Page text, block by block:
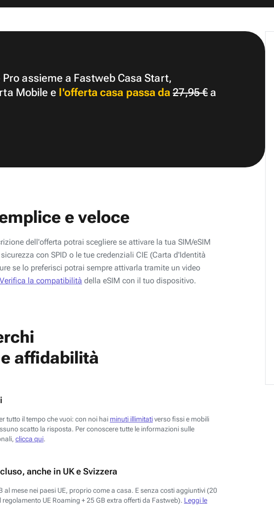
assieme a Fastweb Casa Start,
Mobile e l'offerta casa passa da 27,95 €a
e veloce
dell'offerta potrai scegliere se attivare la tua SIM/eSIM
con SPID o le tue credenziali CIE (Carta d'Identità
se lo preferisci potrai sempre attivarla tramite un video
Verifica la compatibilità della eSIM con il tuo dispositivo.
affidabilità
tutto il tempo che vuoi: con noi hai minuti illimitativerso fissi e mobili
scatto la risposta. Per conoscere tutte le informazioni sulle
clicca qui.
anche in UK e Svizzera
al mese nei paesi UE, proprio come a casa. E senza costi aggiuntivi (20
regolamento UE Roaming + 25 GB extra offerti da Fastweb). Leggi le